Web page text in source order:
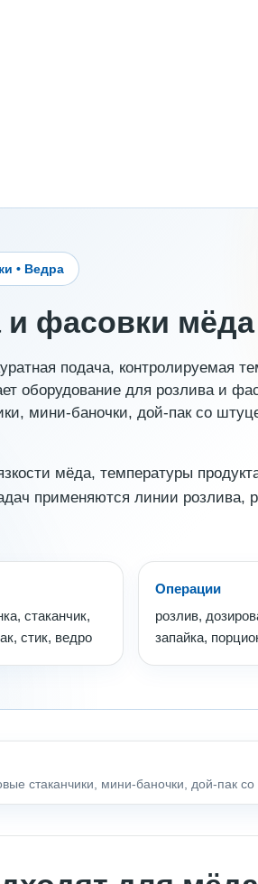
• Ведра
фасовки мёда
подача, контролируемая
оборудование для розлива и
мини-баночки, дой-пак со
мёда, температуры
применяются линии
стаканчик,
стик, ведро
Операции
розлив,
запайка,
стаканчики, мини-баночки, дой-пак со